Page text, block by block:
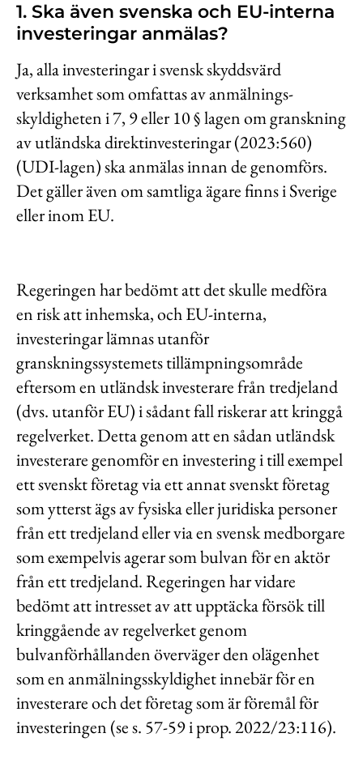
1. Ska även svenska och EU-interna
investeringar anmälas?
Ja, alla investeringar i svensk skyddsvärd
verksamhet som omfattas av anmälnings-
skyldigheten i 7, 9 eller 10 § lagen om granskning
av utländska direktinvesteringar (2023:560)
(UDI-lagen) ska anmälas innan de genomförs.
Det gäller även om samtliga ägare finns i Sverige
eller inom EU.
Regeringen har bedömt att det skulle medföra
en risk att inhemska, och EU-interna,
investeringar lämnas utanför
granskningssystemets tillämpningsområde
eftersom en utländsk investerare från tredjeland
(dvs. utanför EU) i sådant fall riskerar att kringgå
regelverket. Detta genom att en sådan utländsk
investerare genomför en investering i till exempel
ett svenskt företag via ett annat svenskt företag
som ytterst ägs av fysiska eller juridiska personer
från ett tredjeland eller via en svensk medborgare
som exempelvis agerar som bulvan för en aktör
från ett tredjeland. Regeringen har vidare
bedömt att intresset av att upptäcka försök till
kringgående av regelverket genom
bulvanförhållanden överväger den olägenhet
som en anmälningsskyldighet innebär för en
investerare och det företag som är föremål för
investeringen (se s. 57-59 i prop. 2022/23:116).